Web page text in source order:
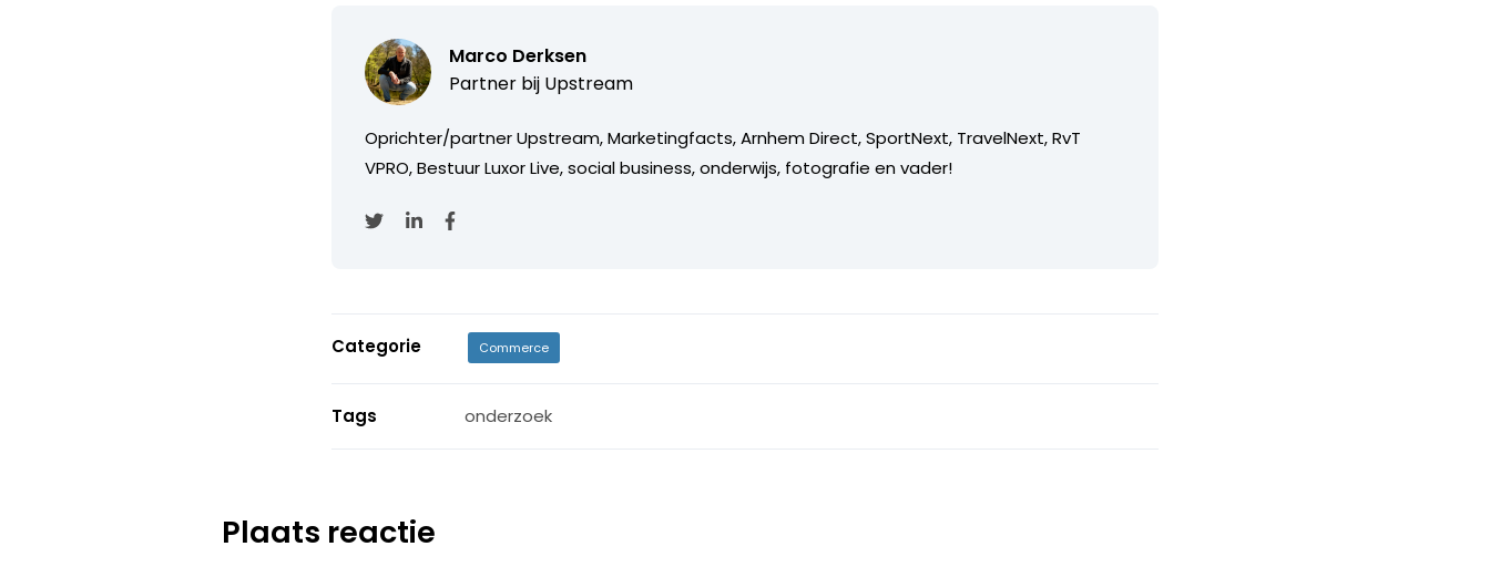
Marco Derksen
Partner bij Upstream
Oprichter/partner Upstream, Marketingfacts, Arnhem Direct, SportNext, TravelNext, RvT
VPRO, Bestuur Luxor Live, social business, onderwijs, fotografie en vader!
Categorie Commerce
Tags onderzoek
Plaats reactie